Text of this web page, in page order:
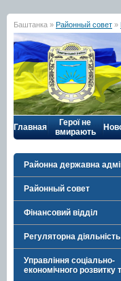
Баштанка » Районный совет »
Главная
Герої не
вмирають
Районна державна
Районный совет
Фінансовий відділ
Регуляторна діяльність
Управління соціально-
економічного розвитку